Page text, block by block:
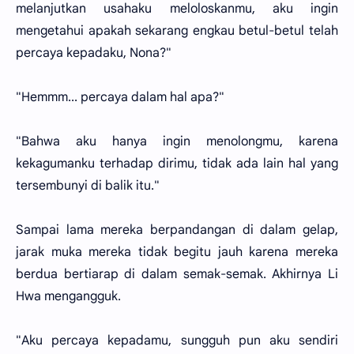
melanjutkan usahaku meloloskanmu, aku ingin
mengetahui apakah sekarang engkau betul-betul telah
percaya kepadaku, Nona?"
"Hemmm... percaya dalam hal apa?"
"Bahwa aku hanya ingin menolongmu, karena
kekagumanku terhadap dirimu, tidak ada lain hal yang
tersembunyi di balik itu."
Sampai lama mereka berpandangan di dalam gelap,
jarak muka mereka tidak begitu jauh karena mereka
berdua bertiarap di dalam semak-semak. Akhirnya Li
Hwa mengangguk.
"Aku percaya kepadamu, sungguh pun aku sendiri